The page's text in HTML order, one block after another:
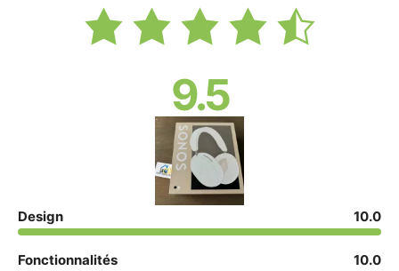
9.5
Design 10.0
Fonctionnalités 10.0